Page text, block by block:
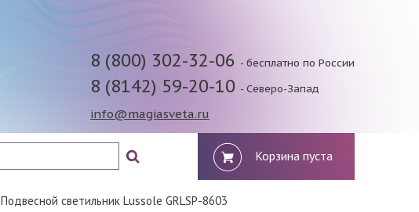
8 (800) 302-32-06 - бесплатно по России
8 (8142) 59-20-10 - Северо-Запад
info@magiasveta.ru
Корзина пуста
Подвесной светильник Lussole GRLSP-8603